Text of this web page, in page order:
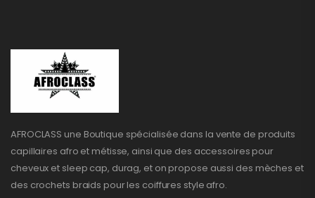
AFROCLASS une Boutique spécialisée dans la vente de produits
capillaires afro et métisse, ainsi que des accessoires pour
cheveux et sleep cap, durag, et on propose aussi des mèches et
des crochets braids pour les coiffures style afro.